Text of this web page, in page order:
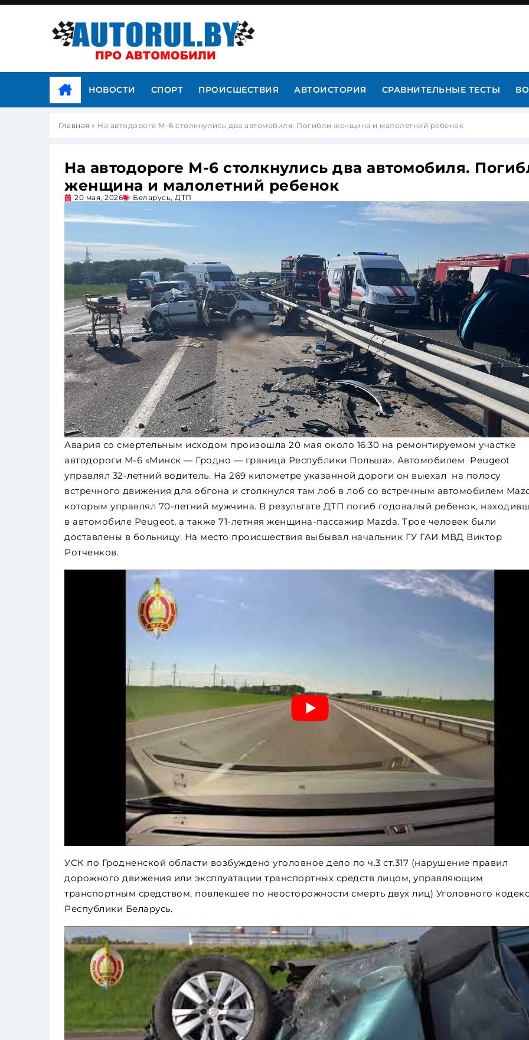
НОВОСТИ СПОРТ ПРОИСШЕСТВИЯ АВТОИСТОРИЯ СРАВНИТЕЛЬНЫЕ ТЕСТЫ
Главная » На автодороге М-6 столкнулись два автомобиля. Погибли женщина и малолетний ребенок
На автодороге М-6 столкнулись два автомобиля.
женщина и малолетний ребенок
20 мая, 2026 Беларусь, ДТП
Авария со смертельным исходом произошла 20 мая около 16:30 на ремонтируемом участке
автодороги М-6 «Минск — Гродно — граница Республики Польша». Автомобилем Peugeot
управлял 32-летний водитель. На 269 километре указанной дороги он выехал на полосу
встречного движения для обгона и столкнулся там лоб в лоб со встречным автомобилем
которым управлял 70-летний мужчина. В результате ДТП погиб годовалый ребенок,
в автомобиле Peugeot, а также 71-летняя женщина-пассажир Mazda. Трое человек были
доставлены в больницу. На место происшествия выбывал начальник ГУ ГАИ МВД Виктор
Ротченков.
УСК по Гродненской области возбуждено уголовное дело по ч.3 ст.317 (нарушение правил
дорожного движения или эксплуатации транспортных средств лицом, управляющим
транспортным средством, повлекшее по неосторожности смерть двух лиц) Уголовного
Республики Беларусь.